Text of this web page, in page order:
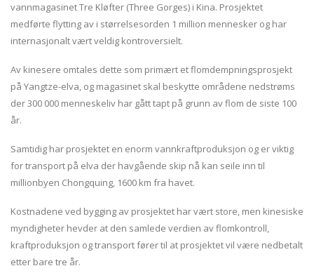
vannmagasinet Tre Kløfter (Three Gorges) i Kina. Prosjektet
medførte flytting av i størrelsesorden 1 million mennesker og har
internasjonalt vært veldig kontroversielt.
Av kinesere omtales dette som primært et flomdempningsprosjekt
på Yangtze-elva, og magasinet skal beskytte områdene nedstrøms
der 300 000 menneskeliv har gått tapt på grunn av flom de siste 100
år.
Samtidig har prosjektet en enorm vannkraftproduksjon og er viktig
for transport på elva der havgående skip nå kan seile inn til
millionbyen Chongquing, 1600 km fra havet.
Kostnadene ved bygging av prosjektet har vært store, men kinesiske
myndigheter hevder at den samlede verdien av flomkontroll,
kraftproduksjon og transport fører til at prosjektet vil være nedbetalt
etter bare tre år.